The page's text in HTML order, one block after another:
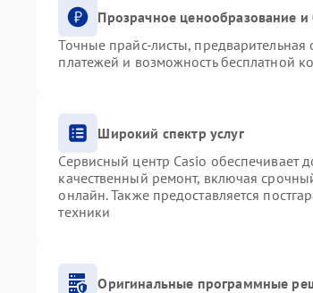
Прозрачное ценообразование и
Точные прайс-листы, предварительная
платежей и возможность бесплатной
Широкий спектр услуг
Сервисный центр Casio обеспечивает
качественный ремонт, включая
онлайн. Также предоставляется
техники
Оригинальные программные